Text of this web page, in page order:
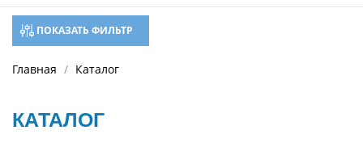
ПОКАЗАТЬ ФИЛЬТР
Главная Каталог
КАТАЛОГ